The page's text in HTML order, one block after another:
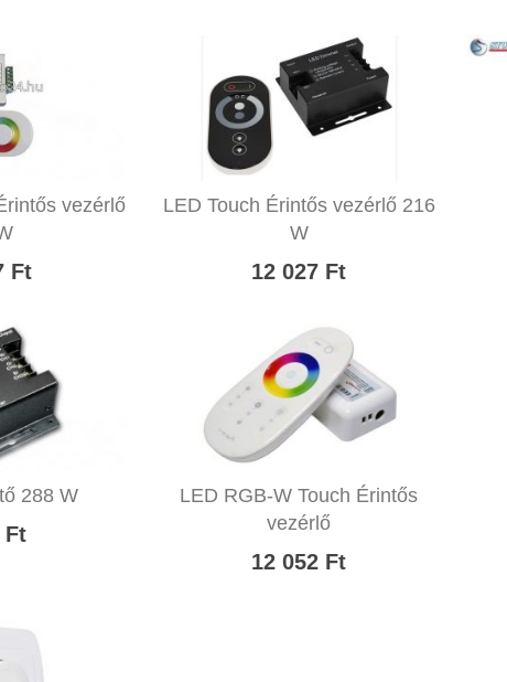
vezérlő
Ft
LED Touch Érintős vezérlő 216
W
12 027 Ft
288 W
Ft
LED RGB-W Touch Érintős
vezérlő
12 052 Ft